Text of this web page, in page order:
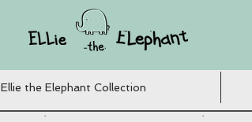
Ellie the Elephant Collection